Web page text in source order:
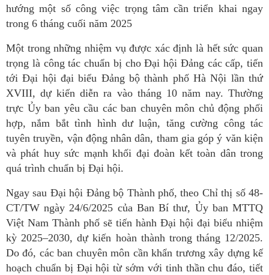
hướng một số công việc trọng tâm cần triển khai ngay
trong 6 tháng cuối năm 2025
Một trong những nhiệm vụ được xác định là hết sức quan
trọng là công tác chuẩn bị cho Đại hội Đảng các cấp, tiến
tới Đại hội đại biểu Đảng bộ thành phố Hà Nội lần thứ
XVIII, dự kiến diễn ra vào tháng 10 năm nay. Thường
trực Ủy ban yêu cầu các ban chuyên môn chủ động phối
hợp, nắm bắt tình hình dư luận, tăng cường công tác
tuyên truyền, vận động nhân dân, tham gia góp ý văn kiện
và phát huy sức mạnh khối đại đoàn kết toàn dân trong
quá trình chuẩn bị Đại hội.
Ngay sau Đại hội Đảng bộ Thành phố, theo Chỉ thị số 48-
CT/TW ngày 24/6/2025 của Ban Bí thư, Ủy ban MTTQ
Việt Nam Thành phố sẽ tiến hành Đại hội đại biểu nhiệm
kỳ 2025–2030, dự kiến hoàn thành trong tháng 12/2025.
Do đó, các ban chuyên môn cần khẩn trương xây dựng kế
hoạch chuẩn bị Đại hội từ sớm với tinh thần chu đáo, tiết